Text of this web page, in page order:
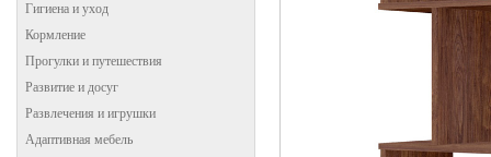
Гигиена и уход
Кормление
Прогулки и путешествия
Развитие и досуг
Развлечения и игрушки
Адаптивная мебель